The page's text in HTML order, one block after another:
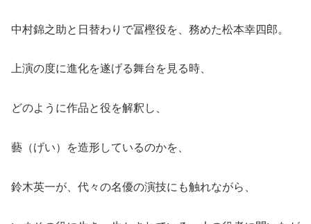
中村錦之助と日替わりで冨樫役を、務めた松本幸四郎。
上演の度に進化を遂げる舞台を見る時、
どのように作品と役を解釈し、
藝（げい）を造形しているのかを、
鈴木英一が、代々の名優の演技にも触れながら、